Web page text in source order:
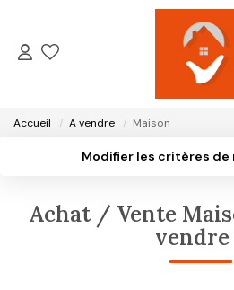
ACCUEIL
Accueil A vendre Maison
Modifier les critères de
Sélectionnez...
Type de bien
Achat / Vente
vendre